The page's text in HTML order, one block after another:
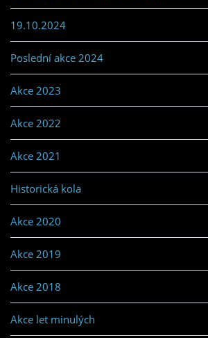
19.10.2024
Poslední akce 2024
Akce 2023
Akce 2022
Akce 2021
Historická kola
Akce 2020
Akce 2019
Akce 2018
Akce let minulých